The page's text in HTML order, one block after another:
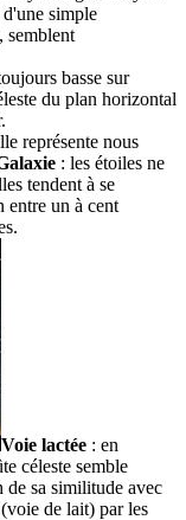
simple
semblent
basse sur
du plan horizontal
représente nous
: les étoiles ne
tendent à se
entre un à cent
Voie lactée : en
céleste semble
de sa similitude avec
(voie de lait) par les